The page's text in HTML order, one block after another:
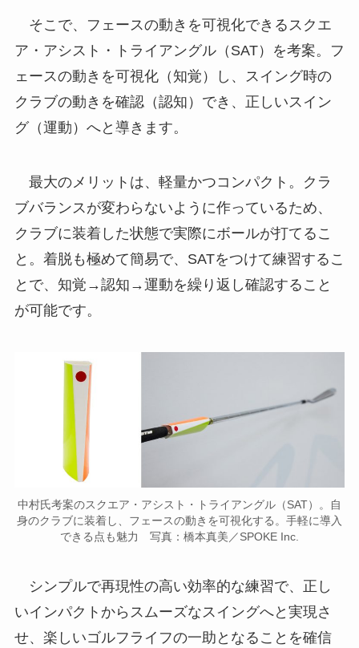
そこで、フェースの動きを可視化できるスクエ
ア・アシスト・トライアングル（SAT）を考案。フ
ェースの動きを可視化（知覚）し、スイング時の
クラブの動きを確認（認知）でき、正しいスイン
グ（運動）へと導きます。
最大のメリットは、軽量かつコンパクト。クラ
ブバランスが変わらないように作っているため、
クラブに装着した状態で実際にボールが打てるこ
と。着脱も極めて簡易で、SATをつけて練習するこ
とで、知覚→認知→運動を繰り返し確認すること
が可能です。
中村氏考案のスクエア・アシスト・トライアングル（SAT）。自
身のクラブに装着し、フェースの動きを可視化する。手軽に導入
できる点も魅力 写真：橋本真美／SPOKE Inc.
シンプルで再現性の高い効率的な練習で、正し
いインパクトからスムーズなスイングへと実現さ
せ、楽しいゴルフライフの一助となることを確信